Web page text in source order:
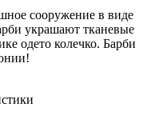
сооружение в виде
украшают тканевые
одето колечко. Барби